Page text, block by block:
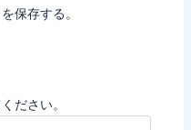
保存する。
ださい。